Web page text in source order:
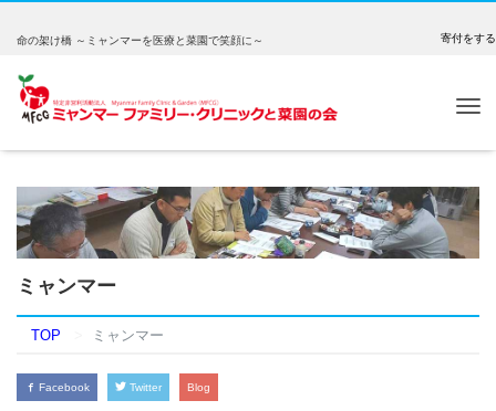
寄付をする
命の架け橋 ～ミャンマーを医療と菜園で笑顔に～
ミャンマー
TOP ミャンマー
Facebook Twitter Blog